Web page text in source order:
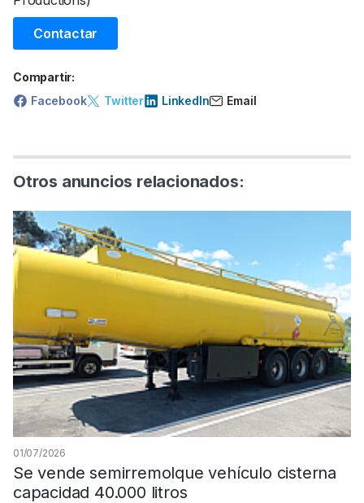
Contactar
Compartir:
Facebook
Twitter LinkedIn Email
Otros anuncios relacionados:
01/07/2026
Se vende semirremolque vehículo cisterna
capacidad 40.000 litros